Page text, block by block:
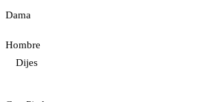
Dama
Hombre
Dijes